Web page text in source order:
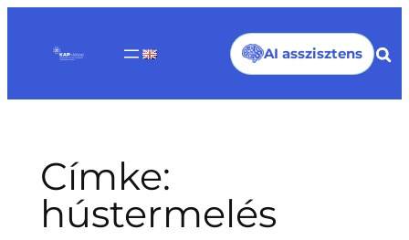
tartalomhoz
AI asszisztens
Címke:
hústermelés